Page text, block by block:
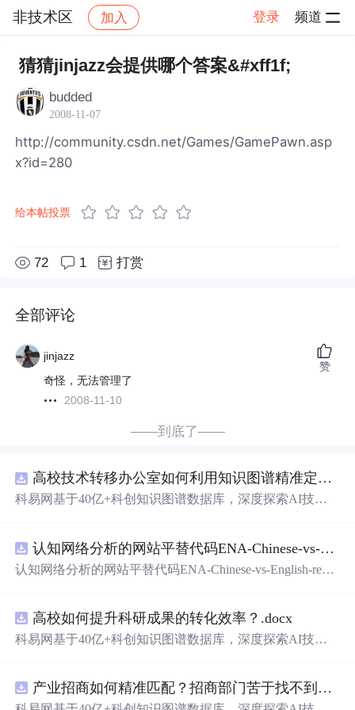
非技术区 加入 登录 频道
社区 非技术区 帖子详情
猜猜jinjazz会提供哪个答案&#xff1f;
budded
2008-11-07
http://community.csdn.net/Games/GamePawn.asp
x?id=280
给本帖投票
72 1 打赏
全部评论
jinjazz
奇怪，无法管理了
2008-11-10
赞
——到底了——
高校技术转移办公室如何利用知识图谱精准定位产业需求与技术适配点？.docx
科易网基于40亿+科创知识图谱数据库，深度探索AI技术
新领域的AI+数智化解决方案，推动科技创新与产业创新
智能化发展。
认知网络分析的网站平替代码ENA-Chinese-vs-English-reproducible.zip
认知网络分析的网站平替代码ENA-Chinese-vs-English-repro
高校如何提升科研成果的转化效率？.docx
科易网基于40亿+科创知识图谱数据库，深度探索AI技术
新领域的AI+数智化解决方案，推动科技创新与产业创新
智能化发展。
产业招商如何精准匹配？招商部门苦于找不到符合产业链补链强链方向的目标企业怎么办？.docx